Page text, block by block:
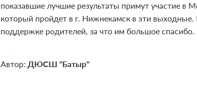
показавшие лучшие результаты примут участие
который пройдет в г. Нижнекамск в эти выходные.
поддержке родителей, за что им большое спасибо.
Автор: ДЮСШ "Батыр"